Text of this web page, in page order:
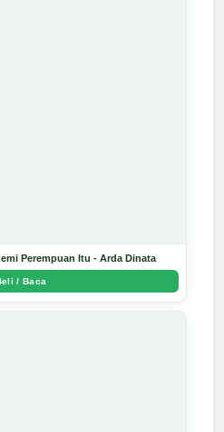
Perempuan Itu - Arda Dinata
/ Baca